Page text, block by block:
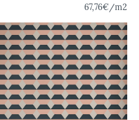
67,76€ /m2